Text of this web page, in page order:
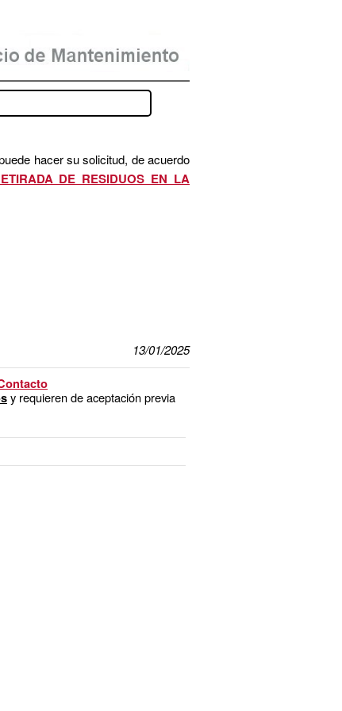
hacer su solicitud, de acuerdo
DE RESIDUOS EN LA
13/01/2025
y requieren de aceptación previa